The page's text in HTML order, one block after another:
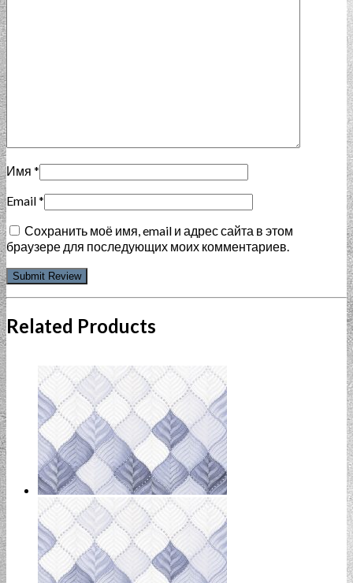
Имя *
Email*
Сохранить моё имя, email и адрес сайта в этом
браузере для последующих моих комментариев.
Related Products